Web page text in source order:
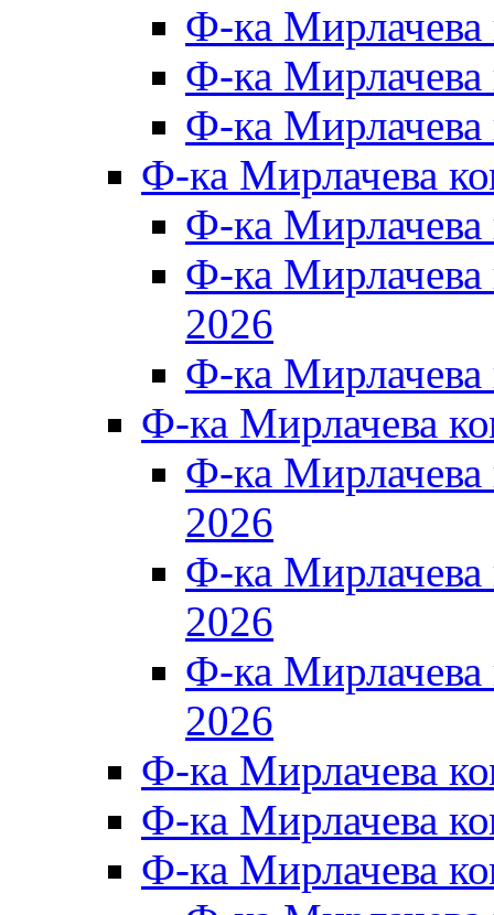
Ф-ка
Ф-ка Мирлачева
Ф-ка Мирлачева
Ф-ка Мирлачева
Ф-ка
Ф-ка
2026
Ф-ка
Ф-ка Мирлачева
Ф-ка
2026
Ф-ка
2026
Ф-ка
2026
Ф-ка Мирлачева
Ф-ка Мирлачева
Ф-ка Мирлачева